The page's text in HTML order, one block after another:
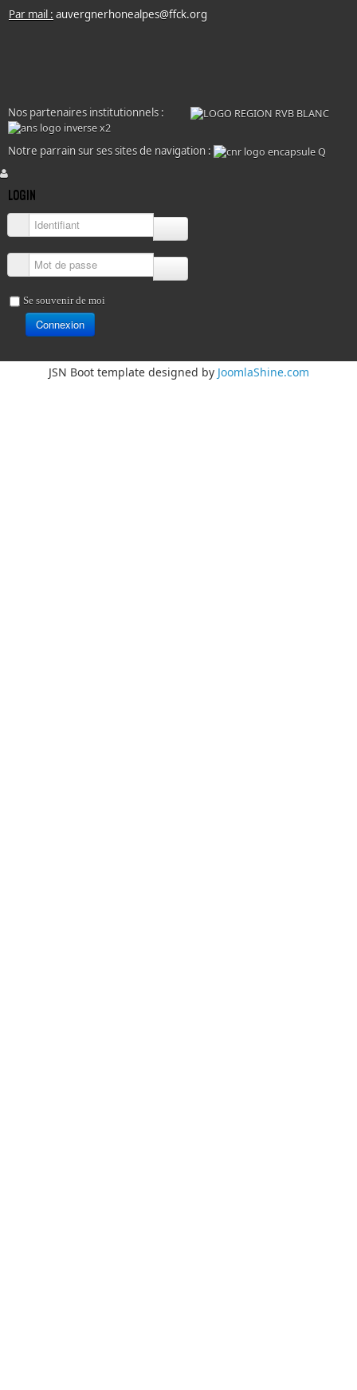
Par mail : auvergnerhonealpes@ffck.org
Nos partenaires institutionnels :
Notre parrain sur ses sites de navigation :
LOGIN
Identifiant
Mot de passe
Se souvenir de moi
Connexion
JSN Boot template designed by JoomlaShine.com